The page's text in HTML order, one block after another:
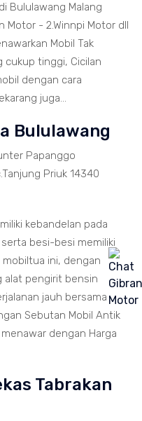
Bululawang Malang
Motor - 2.Winnpi Motor dll
Mobil Tak
cukup tinggi, Cicilan
dengan cara
juga...
Bululawang
Papanggo
Priuk 14340
kebandelan pada
besi-besi memiliki
ini, dengan
alat pengirit bensin
jauh bersama
Sebutan Mobil Antik
dengan Harga
Tabrakan